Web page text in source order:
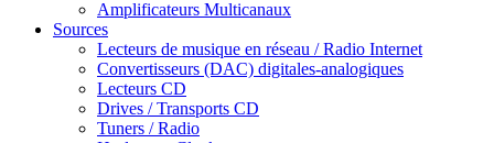
Amplificateurs Multicanaux
Sources
Lecteurs de musique en réseau / Radio Internet
Convertisseurs (DAC) digitales-analogiques
Lecteurs CD
Drives / Transports CD
Tuners / Radio